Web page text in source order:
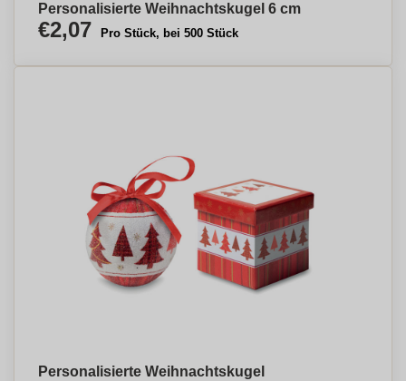
Personalisierte Weihnachtskugel 6 cm
€2,07 Pro Stück, bei 500 Stück
Personalisierte Weihnachtskugel